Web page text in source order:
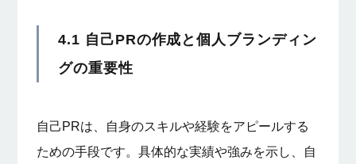
4.1 自己PRの作成と個人ブランディン
グの重要性
自己PRは、自身のスキルや経験をアピールする
ための手段です。具体的な実績や強みを示し、自